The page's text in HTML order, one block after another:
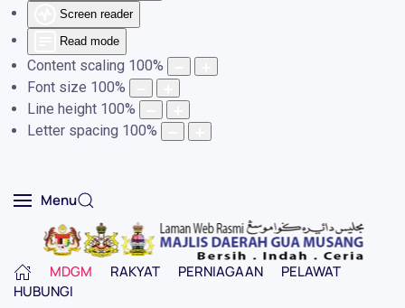
Screen reader
Read mode
Content scaling 100%
Font size 100%
Line height 100%
Letter spacing 100%
Menu
MDGM RAKYAT PERNIAGAAN
PELAWAT
HUBUNGI